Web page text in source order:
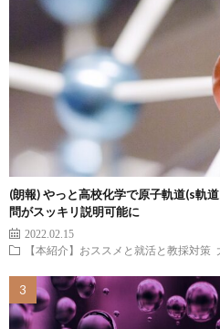
(朗報) やっと高校化学で原子軌道(s軌
問がスッキリ説明可能に
2022.02.15
【本紹介】おススメと就活と教採対策